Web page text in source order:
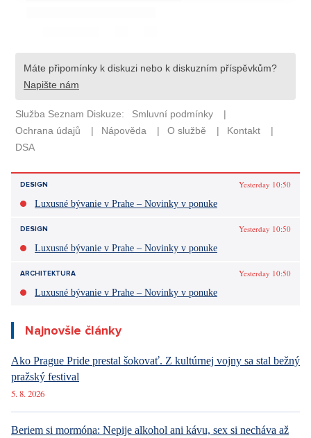
DESIGN
Yesterday 10:50
Luxusné bývanie v Prahe – Novinky v ponuke
DESIGN
Yesterday 10:50
Luxusné bývanie v Prahe – Novinky v ponuke
ARCHITEKTURA
Yesterday 10:50
Luxusné bývanie v Prahe – Novinky v ponuke
Najnovšie články
Ako Prague Pride prestal šokovať. Z kultúrnej vojny sa stal bežný
pražský festival
5. 8. 2026
Beriem si mormóna: Nepije alkohol ani kávu, sex si necháva až